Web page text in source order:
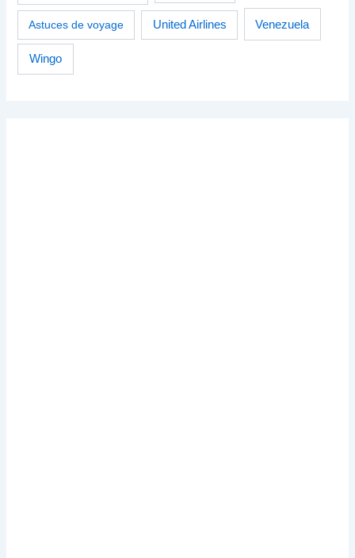
Astuces de voyage United Airlines Venezuela
Wingo